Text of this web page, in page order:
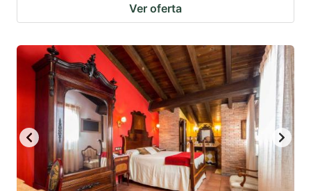
Ver oferta